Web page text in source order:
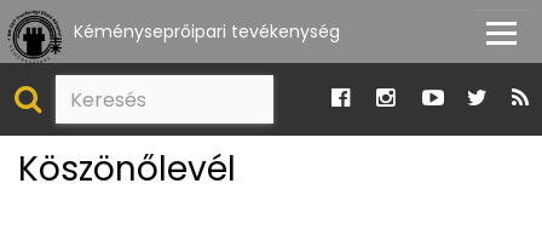
Kéményseprőipari tevékenység
Köszönőlevél